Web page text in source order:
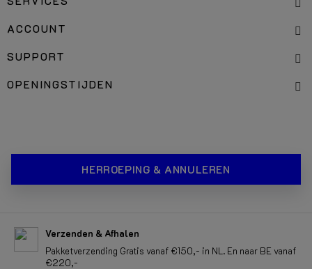
HERROEPING & ANNULEREN
Pakketverzending Gratis vanaf €150,- in NL. En naar BE vanaf
€220,-